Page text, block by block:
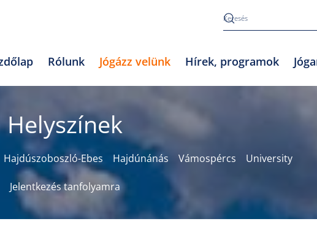
Rólunk Jógázz velünk Hírek, programok
Helyszínek
Hajdúszoboszló-Ebes Hajdúnánás Vámospércs University
Jelentkezés tanfolyamra